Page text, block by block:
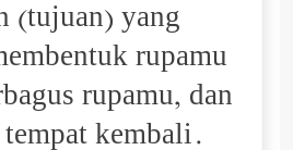
(tujuan) yang
rupamu
rupamu, dan
kembali.